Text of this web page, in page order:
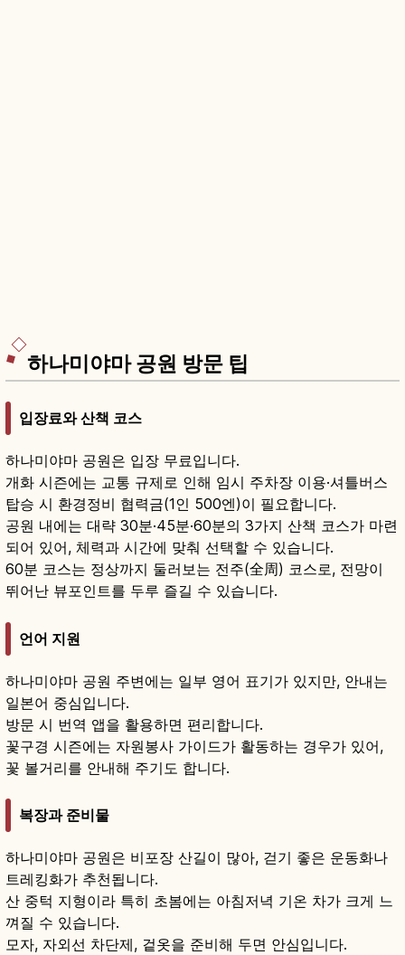
하나미야마 공원 방문 팁
입장료와 산책 코스
하나미야마 공원은 입장 무료입니다.
개화 시즌에는 교통 규제로 인해 임시 주차장 이용·셔틀버스
탑승 시 환경정비 협력금(1인 500엔)이 필요합니다.
공원 내에는 대략 30분·45분·60분의 3가지 산책 코스가 마련
되어 있어, 체력과 시간에 맞춰 선택할 수 있습니다.
60분 코스는 정상까지 둘러보는 전주(全周) 코스로, 전망이
뛰어난 뷰포인트를 두루 즐길 수 있습니다.
언어 지원
하나미야마 공원 주변에는 일부 영어 표기가 있지만, 안내는
일본어 중심입니다.
방문 시 번역 앱을 활용하면 편리합니다.
꽃구경 시즌에는 자원봉사 가이드가 활동하는 경우가 있어,
꽃 볼거리를 안내해 주기도 합니다.
복장과 준비물
하나미야마 공원은 비포장 산길이 많아, 걷기 좋은 운동화나
트레킹화가 추천됩니다.
산 중턱 지형이라 특히 초봄에는 아침저녁 기온 차가 크게 느
껴질 수 있습니다.
모자, 자외선 차단제, 겉옷을 준비해 두면 안심입니다.